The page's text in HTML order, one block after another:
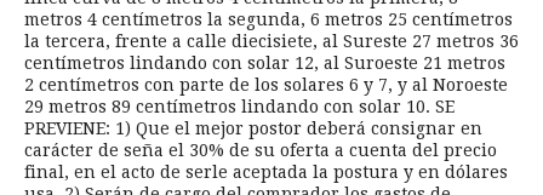
metros 4 centímetros la segunda, 6 metros 25 centímetros
la tercera, frente a calle diecisiete, al Sureste 27 metros 36
centímetros lindando con solar 12, al Suroeste 21 metros
2 centímetros con parte de los solares 6 y 7, y al Noroeste
29 metros 89 centímetros lindando con solar 10. SE
PREVIENE: 1) Que el mejor postor deberá consignar en
carácter de seña el 30% de su oferta a cuenta del precio
final, en el acto de serle aceptada la postura y en dólares